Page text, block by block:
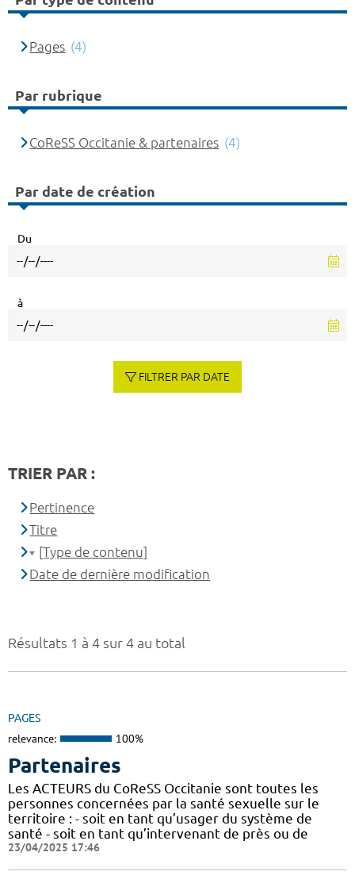
Résultats 1 à 4 sur 4 au total
PAGES
relevance: 100%
Partenaires
Les ACTEURS du CoReSS Occitanie sont toutes les
personnes concernées par la santé sexuelle sur le
territoire : - soit en tant qu’usager du système de
santé - soit en tant qu’intervenant de près ou de
23/04/2025 17:46
Pages (4)
Par rubrique
CoReSS Occitanie & partenaires (4)
Par date de création
Du
à
FILTRER PAR DATE
TRIER PAR :
Pertinence
Titre
[Type de contenu]
Date de dernière modification